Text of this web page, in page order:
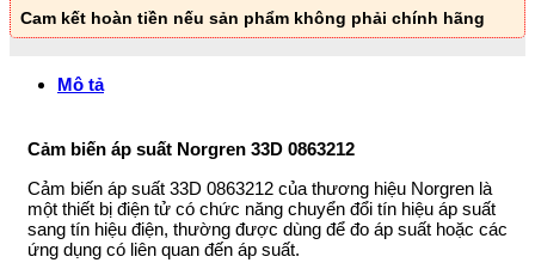
Cam kết hoàn tiền nếu sản phẩm không phải chính hãng
Mô tả
Cảm biến áp suất Norgren 33D 0863212
Cảm biến áp suất 33D 0863212 của thương hiệu Norgren là
một thiết bị điện tử có chức năng chuyển đổi tín hiệu áp suất
sang tín hiệu điện, thường được dùng để đo áp suất hoặc các
ứng dụng có liên quan đến áp suất.